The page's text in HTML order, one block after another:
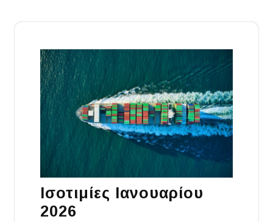
Ισοτιμίες Ιανουαρίου
2026